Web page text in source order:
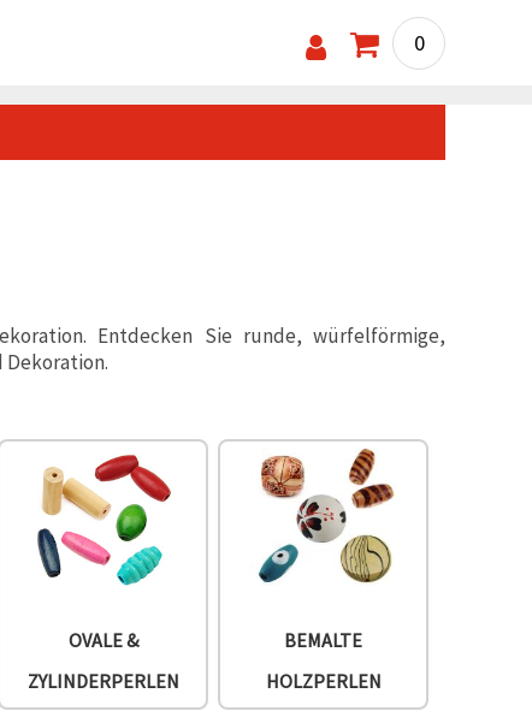
0
Entdecken Sie runde, würfelförmige,
OVALE &
ZYLINDERPERLEN
BEMALTE
HOLZPERLEN